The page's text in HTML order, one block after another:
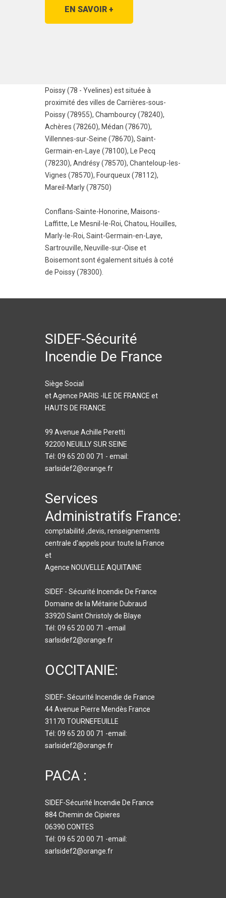
EN SAVOIR +
Poissy (78 - Yvelines) est située à
proximité des villes de Carrières-sous-
Poissy (78955), Chambourcy (78240),
Achères (78260), Médan (78670),
Villennes-sur-Seine (78670), Saint-
Germain-en-Laye (78100),
Le Pecq
(78230), Andrésy (78570), Chanteloup-les-
Vignes (78570), Fourqueux (78112),
Mareil-Marly (78750)
Conflans-Sainte-Honorine, Maisons-
Laffitte, Le Mesnil-le-Roi, Chatou, Houilles,
Marly-le-Roi, Saint-Germain-en-Laye,
Sartrouville, Neuville-sur-Oise et
Boisemontsont également situés à coté
de Poissy (78300).
SIDEF-Sécurité
Incendie De France
Siège Social
et Agence PARIS -ILE DE FRANCE et
HAUTS DE FRANCE
99 Avenue Achille Peretti
92200 NEUILLY SUR SEINE
Tél: 09 65 20 00 71 - email:
sarlsidef2@orange.fr
Services
Administratifs France:
comptabilité ,devis, renseignements
centrale d'appels pour toute la France
et
Agence NOUVELLE AQUITAINE
SIDEF - Sécurité Incendie De France
Domaine de la Métairie Dubraud
33920 Saint Christoly de Blaye
Tél: 09 65 20 00 71 -email
sarlsidef2@orange.fr
OCCITANIE:
SIDEF- Sécurité Incendie de France
44 Avenue Pierre Mendès France
31170 TOURNEFEUILLE
Tél: 09 65 20 00 71 -email:
sarlsidef2@orange.fr
PACA :
SIDEF-Sécurité Incendie De France
884 Chemin de Cipieres
06390 CONTES
Tél: 09 65 20 00 71 -email:
sarlsidef2@orange.fr